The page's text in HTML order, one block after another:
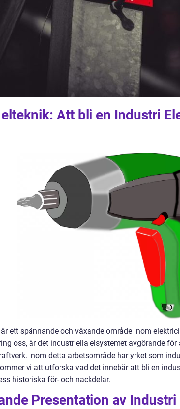
Att bli en Industri
ett spännande och växande område inom
oss, är det industriella elsystemet avgörande
Inom detta arbetsområde har yrket som
vi att utforska vad det innebär att bli en
historiska för- och nackdelar.
Presentation av